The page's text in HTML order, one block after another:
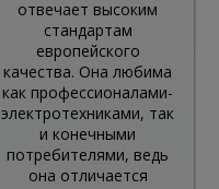
отвечает высоким
стандартам
европейского
качества. Она любима
как профессионалами-
электротехниками, так
и конечными
потребителями, ведь
она отличается